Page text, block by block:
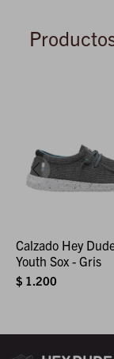
Calzado Hey
Youth Sox - Gris
$ 1.200